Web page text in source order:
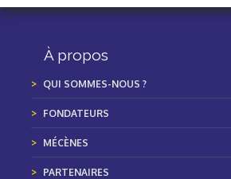
À propos
QUI SOMMES-NOUS ?
FONDATEURS
MÉCÈNES
PARTENAIRES